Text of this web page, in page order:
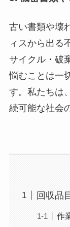
古い書類や壊
ィスから出る
サイクル・破
悩むことは一
す。私たちは
続可能な社会
回収品
作